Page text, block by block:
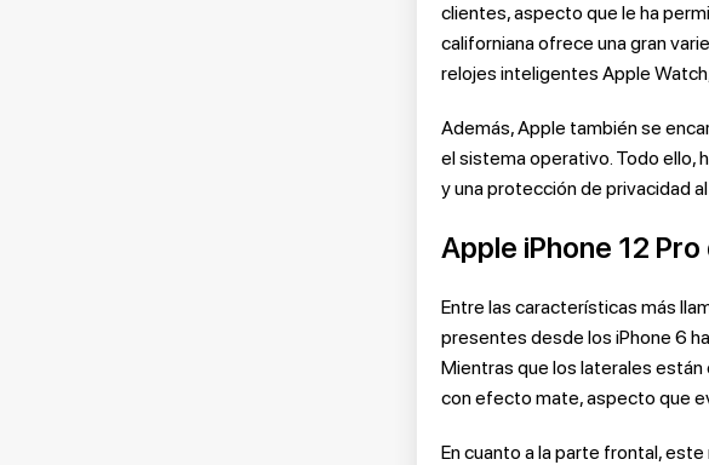
clientes, aspecto que le ha
californiana ofrece una gran
relojes inteligentes Apple
Además, Apple también se
el sistema operativo. Todo ello,
y una protección de privacidad
Apple iPhone 12
Entre las características más
presentes desde los iPhone 6
Mientras que los laterales
con efecto mate, aspecto que
En cuanto a la parte frontal,